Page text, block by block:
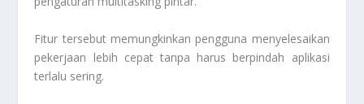
Fitur tersebut memungkinkan pengguna menyelesaikan
pekerjaan lebih cepat tanpa harus berpindah aplikasi
terlalu sering.